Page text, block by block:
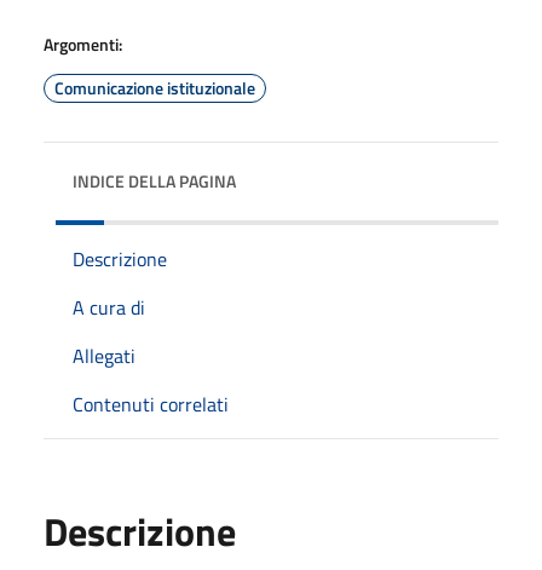
Argomenti:
Comunicazione istituzionale
INDICE DELLA PAGINA
Descrizione
A cura di
Allegati
Contenuti correlati
Descrizione